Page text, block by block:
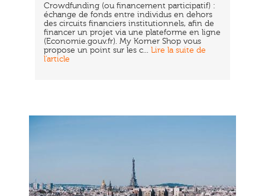
Crowdfunding (ou financement participatif) :
échange de fonds entre individus en dehors
des circuits financiers institutionnels, afin de
financer un projet via une plateforme en ligne
(Economie.gouv.fr). My Korner Shop vous
propose un point sur les c... Lire la suite de
l'article